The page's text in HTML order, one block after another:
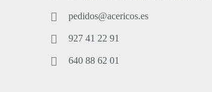
pedidos@acericos.es
927 41 22 91
640 88 62 01